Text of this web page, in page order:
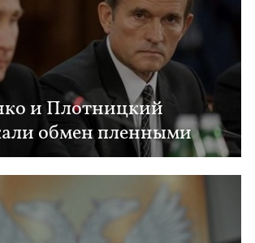
и Плотницкий
обмен пленными